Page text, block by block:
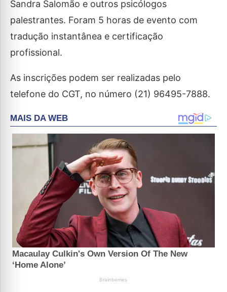
Sandra Salomão e outros psicólogos
palestrantes. Foram 5 horas de evento com
tradução instantânea e certificação
profissional.
As inscrições podem ser realizadas pelo
telefone do CGT, no número (21) 96495-7888.